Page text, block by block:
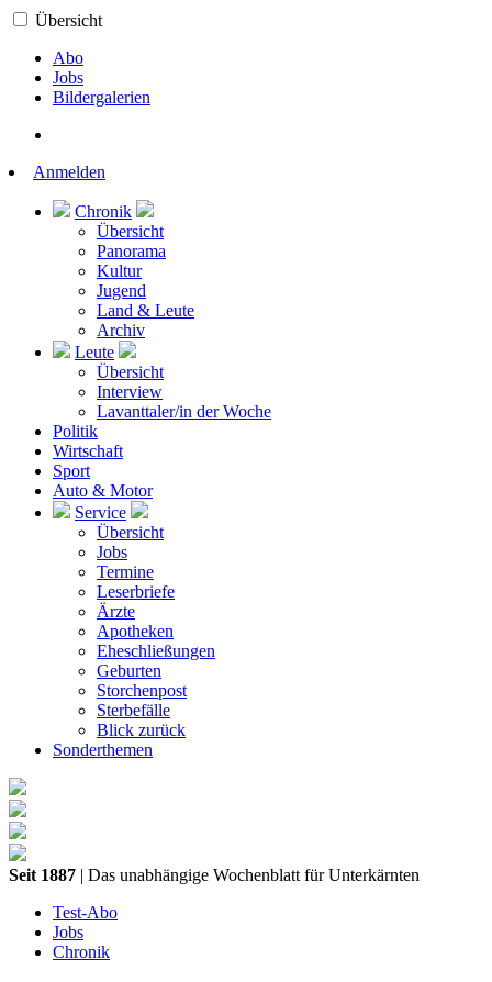
Übersicht
Abo
Jobs
Bildergalerien
Anmelden
Chronik
Übersicht
Panorama
Kultur
Jugend
Land & Leute
Archiv
Leute
Übersicht
Interview
Lavanttaler/in der Woche
Politik
Wirtschaft
Sport
Auto & Motor
Service
Übersicht
Jobs
Termine
Leserbriefe
Ärzte
Apotheken
Eheschließungen
Geburten
Storchenpost
Sterbefälle
Blick zurück
Sonderthemen
Seit 1887 | Das unabhängige Wochenblatt für Unterkärnten
Test-Abo
Jobs
Chronik